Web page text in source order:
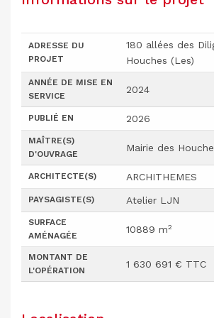
ADRESSE DU
PROJET
180 allées des
Houches (Les)
ANNÉE DE MISE EN
SERVICE
2024
PUBLIÉ EN 2026
MAÎTRE(S)
D'OUVRAGE
Mairie des
ARCHITECTE(S) ARCHITHEMES
PAYSAGISTE(S) Atelier LJN
SURFACE
AMÉNAGÉE
10889 m2
MONTANT DE
L'OPÉRATION
1 630 691 € TTC